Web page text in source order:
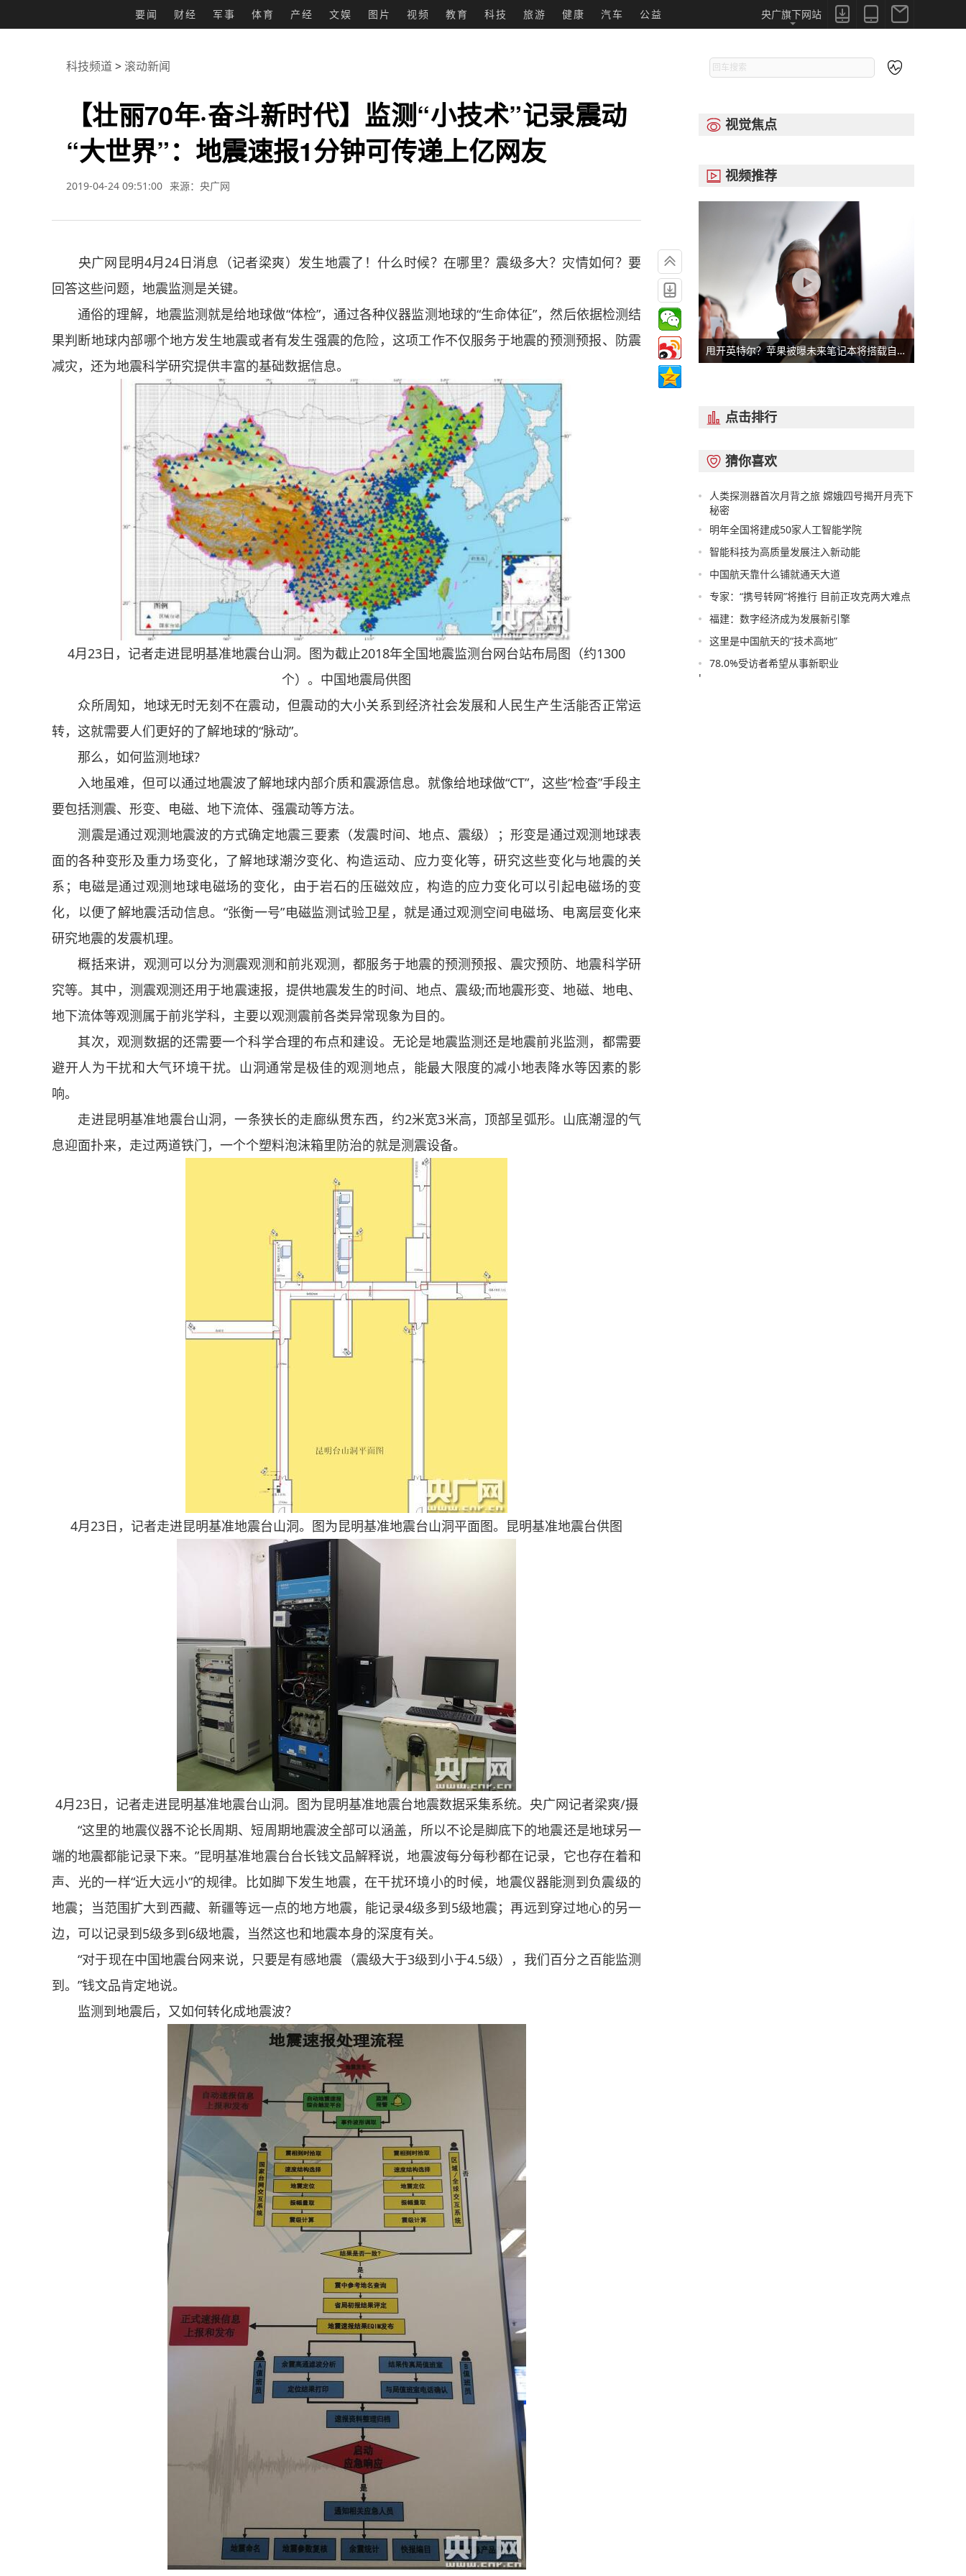
要闻 财经 军事 体育 产经 文娱 图片 视频 教育 科技 旅游 健康 汽车 公益 


央广旗下网站
科技频道> 滚动新闻
【壮丽70年·奋斗新时代】监测“小技术”记录震动
“大世界”：地震速报1分钟可传递上亿网友
2019-04-24 09:51:00 来源：央广网
央广网昆明4月24日消息（记者梁爽）发生地震了！什么时候？在哪里？震级多大？灾情如何？要
回答这些问题，地震监测是关键。
通俗的理解，地震监测就是给地球做“体检”，通过各种仪器监测地球的“生命体征”，然后依据检测结
果判断地球内部哪个地方发生地震或者有发生强震的危险，这项工作不仅服务于地震的预测预报、防震
减灾，还为地震科学研究提供丰富的基础数据信息。
4月23日，记者走进昆明基准地震台山洞。图为截止2018年全国地震监测台网台站布局图（约1300
个）。中国地震局供图
众所周知，地球无时无刻不在震动，但震动的大小关系到经济社会发展和人民生产生活能否正常运
转，这就需要人们更好的了解地球的“脉动”。
那么，如何监测地球?
入地虽难，但可以通过地震波了解地球内部介质和震源信息。就像给地球做“CT”，这些“检查”手段主
要包括测震、形变、电磁、地下流体、强震动等方法。
测震是通过观测地震波的方式确定地震三要素（发震时间、地点、震级）；形变是通过观测地球表
面的各种变形及重力场变化，了解地球潮汐变化、构造运动、应力变化等，研究这些变化与地震的关
系；电磁是通过观测地球电磁场的变化，由于岩石的压磁效应，构造的应力变化可以引起电磁场的变
化，以便了解地震活动信息。“张衡一号”电磁监测试验卫星，就是通过观测空间电磁场、电离层变化来
研究地震的发震机理。
概括来讲，观测可以分为测震观测和前兆观测，都服务于地震的预测预报、震灾预防、地震科学研
究等。其中，测震观测还用于地震速报，提供地震发生的时间、地点、震级;而地震形变、地磁、地电、
地下流体等观测属于前兆学科，主要以观测震前各类异常现象为目的。
其次，观测数据的还需要一个科学合理的布点和建设。无论是地震监测还是地震前兆监测，都需要
避开人为干扰和大气环境干扰。山洞通常是极佳的观测地点，能最大限度的减小地表降水等因素的影
响。
走进昆明基准地震台山洞，一条狭长的走廊纵贯东西，约2米宽3米高，顶部呈弧形。山底潮湿的气
息迎面扑来，走过两道铁门，一个个塑料泡沫箱里防治的就是测震设备。
4月23日，记者走进昆明基准地震台山洞。图为昆明基准地震台山洞平面图。昆明基准地震台供图
4月23日，记者走进昆明基准地震台山洞。图为昆明基准地震台地震数据采集系统。央广网记者梁爽/摄
“这里的地震仪器不论长周期、短周期地震波全部可以涵盖，所以不论是脚底下的地震还是地球另一
端的地震都能记录下来。”昆明基准地震台台长钱文品解释说，地震波每分每秒都在记录，它也存在着和
声、光的一样“近大远小”的规律。比如脚下发生地震，在干扰环境小的时候，地震仪器能测到负震级的
地震；当范围扩大到西藏、新疆等远一点的地方地震，能记录4级多到5级地震；再远到穿过地心的另一
边，可以记录到5级多到6级地震，当然这也和地震本身的深度有关。
“对于现在中国地震台网来说，只要是有感地震（震级大于3级到小于4.5级），我们百分之百能监测
到。”钱文品肯定地说。
监测到地震后，又如何转化成地震波？



 视觉焦点
 视频推荐
甩开英特尔？苹果被曝未来笔记本将搭载自家芯片
 点击排行
 猜你喜欢
人类探测器首次月背之旅 嫦娥四号揭开月壳下
秘密
明年全国将建成50家人工智能学院
智能科技为高质量发展注入新动能
中国航天靠什么铺就通天大道
专家：“携号转网”将推行 目前正攻克两大难点
福建：数字经济成为发展新引擎
这里是中国航天的“技术高地”
78.0%受访者希望从事新职业
'